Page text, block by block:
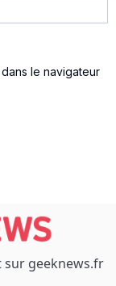
le navigateur
sur geeknews.fr